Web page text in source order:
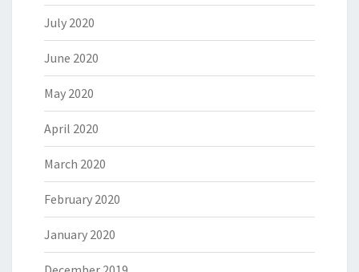
July 2020
June 2020
May 2020
April 2020
March 2020
February 2020
January 2020